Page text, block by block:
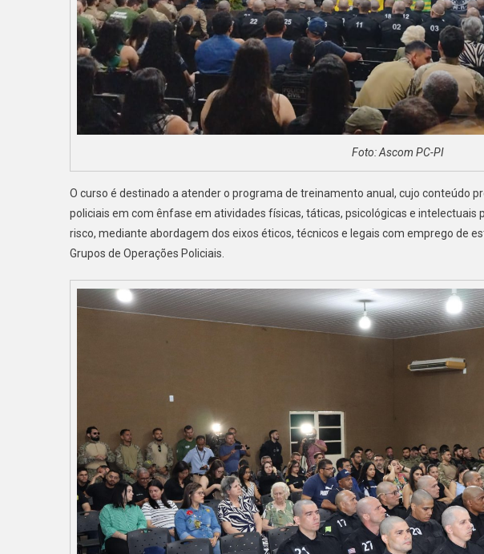
Foto: Ascom PC-PI
O curso é destinado a atender o programa de treinamento anual, cujo conteúdo
policiais em com ênfase em atividades físicas, táticas, psicológicas e
risco, mediante abordagem dos eixos éticos, técnicos e legais com emprego de
Grupos de Operações Policiais.